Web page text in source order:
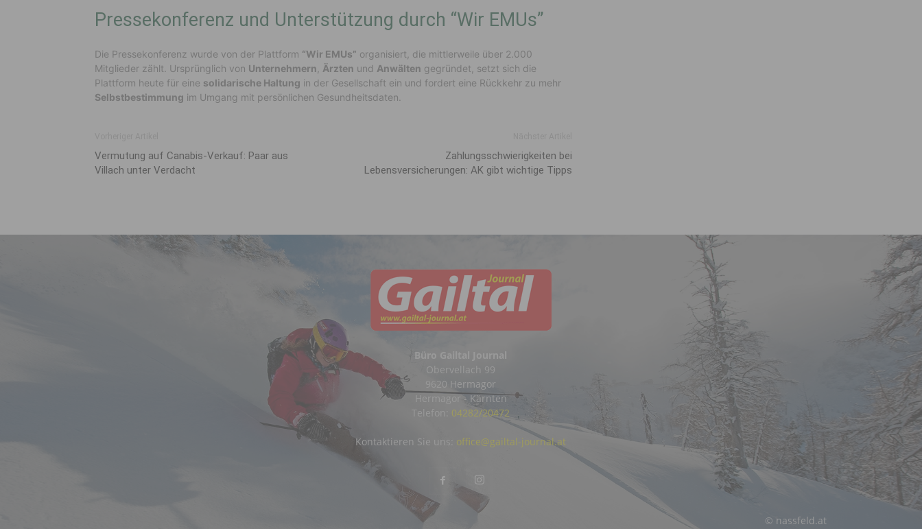
Pressekonferenz und Unterstützung durch “Wir EMUs”
Die Pressekonferenz wurde von der Plattform “Wir EMUs” organisiert, die mittlerweile über 2.000
Mitglieder zählt. Ursprünglich von Unternehmern Ärzten und Anwälten gegründet, setzt sich die
Plattform heute für eine solidarische Haltung in der Gesellschaft ein und fordert eine Rückkehr zu mehr
Selbstbestimmung im Umgang mit persönlichen Gesundheitsdaten.
Vermutung auf Canabis-Verkauf: Paar aus
Villach unter Verdacht
Zahlungsschwierigkeiten bei
Lebensversicherungen: AK gibt wichtige Tipps
Büro Gailtal Journal
Obervellach 99
9620 Hermagor
Hermagor - Kärnten
Telefon: 04282/20472
© nassfeld.at
Kontaktieren Sie uns: office@gailtal-journal.at